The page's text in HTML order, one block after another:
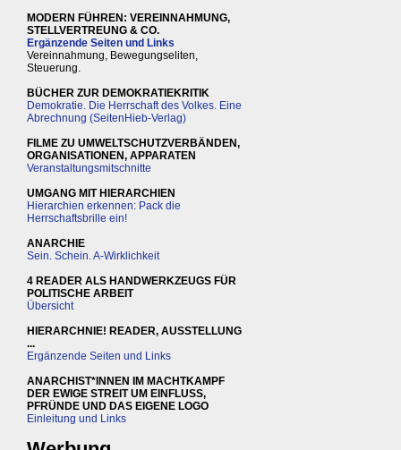
MODERN FÜHREN: VEREINNAHMUNG,
STELLVERTREUNG & CO.
Ergänzende Seiten und Links
Vereinnahmung, Bewegungseliten,
Steuerung.
BÜCHER ZUR DEMOKRATIEKRITIK
Demokratie. Die Herrschaft des Volkes. Eine
Abrechnung (SeitenHieb-Verlag)
FILME ZU UMWELTSCHUTZVERBÄNDEN,
ORGANISATIONEN, APPARATEN
Veranstaltungsmitschnitte
UMGANG MIT HIERARCHIEN
Hierarchien erkennen: Pack die
Herrschaftsbrille ein!
ANARCHIE
Sein. Schein. A-Wirklichkeit
4 READER ALS HANDWERKZEUGS FÜR
POLITISCHE ARBEIT
Übersicht
HIERARCHNIE! READER, AUSSTELLUNG
...
Ergänzende Seiten und Links
ANARCHIST*INNEN IM MACHTKAMPF
DER EWIGE STREIT UM EINFLUSS,
PFRÜNDE UND DAS EIGENE LOGO
Einleitung und Links